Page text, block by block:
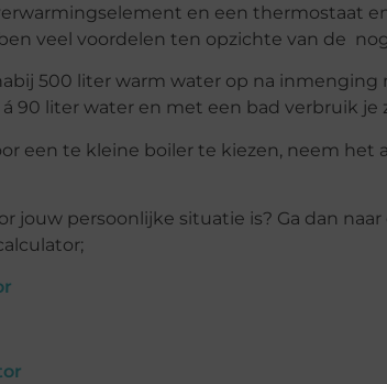
en een thermostaat
veel voordelen ten opzichte van de
500 liter warm water op na
90 liter water en met een bad verbruik je
een te kleine boiler te kiezen, neem het
jouw persoonlijke situatie is? Ga dan